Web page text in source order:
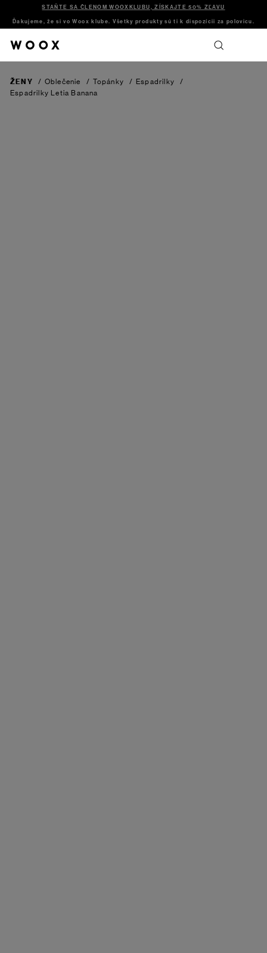
STAŇTE SA ČLENOM WOOXKLUBU, ZÍSKAJTE 50% ZĽAVU
Ďakujeme, že si vo Woox klube. Všetky produkty sú ti k dispozícii za polovicu.
ŽENY / Oblečenie / Topánky / Espadrilky
/
Espadrilky Letia Banana